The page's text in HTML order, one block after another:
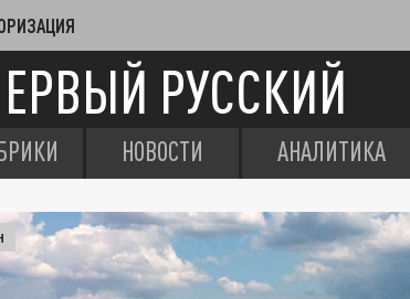
РУССКИЙ
НОВОСТИ АНАЛИТИКА